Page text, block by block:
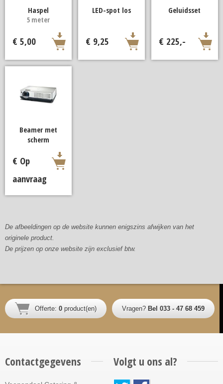
Haspel
5 meter
€ 5,00
LED-spot los
€ 9,25
Geluidsset
€ 225,-
Beamer met
scherm
€ Op
aanvraag
De afbeeldingen op de website kunnen enigszins afwijken van het
originele product.
De prijzen op onze website zijn exclusief btw.
Offerte: 0 product(en) Vragen? Bel 033 - 47 68 459
Contactgegevens Volgt u ons al?